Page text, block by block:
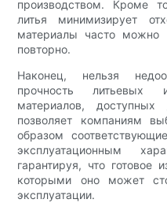
производством. Кроме
литья минимизирует
материалы часто можно
повторно.
Наконец, нельзя
прочность литьевых
материалов,
позволяет компаниям
образом
эксплуатационным
гарантируя, что готовое
которыми оно может
эксплуатации.